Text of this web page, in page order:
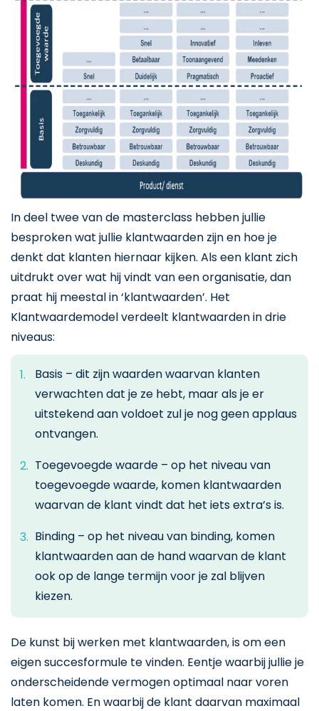
In deel twee van de masterclass hebben jullie
besproken wat jullie klantwaarden zijn en hoe je
denkt dat klanten hiernaar kijken. Als een klant zich
uitdrukt over wat hij vindt van een organisatie, dan
praat hij meestal in ‘klantwaarden’. Het
Klantwaardemodel verdeelt klantwaarden in drie
niveaus:
Basis – dit zijn waarden waarvan klanten
verwachten dat je ze hebt, maar als je er
uitstekend aan voldoet zul je nog geen applaus
ontvangen.
Toegevoegde waarde – op het niveau van
toegevoegde waarde, komen klantwaarden
waarvan de klant vindt dat het iets extra’s is.
Binding – op het niveau van binding, komen
klantwaarden aan de hand waarvan de klant
ook op de lange termijn voor je zal blijven
kiezen.
De kunst bij werken met klantwaarden, is om een
eigen succesformule te vinden. Eentje waarbij jullie je
onderscheidende vermogen optimaal naar voren
laten komen. En waarbij de klant daarvan maximaal